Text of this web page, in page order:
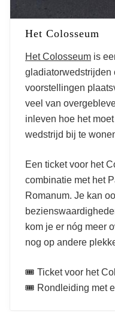
Het Colosseum
Het Colosseum is
gladiatorwedstrijden
voorstellingen
veel van
inleven hoe het
wedstrijd bij te
Een ticket voor het
combinatie met het
Romanum. Je kan
kom je er nóg meer
nog op andere
🎟️ Ticket voor het
🎟️ Rondleiding met